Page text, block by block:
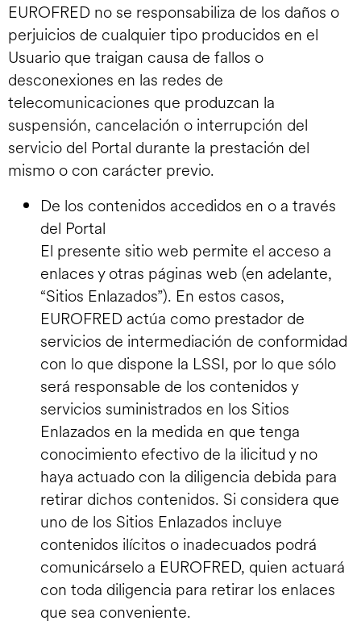
EUROFRED no se responsabiliza de los daños o
perjuicios de cualquier tipo producidos en el
Usuario que traigan causa de fallos o
desconexiones en las redes de
telecomunicaciones que produzcan la
suspensión, cancelación o interrupción del
servicio del Portal durante la prestación del
mismo o con carácter previo.
De los contenidos accedidos en o a través
del Portal
El presente sitio web permite el acceso a
enlaces y otras páginas web (en adelante,
“Sitios Enlazados”). En estos casos,
EUROFRED actúa como prestador de
servicios de intermediación de conformidad
con lo que dispone la LSSI, por lo que sólo
será responsable de los contenidos y
servicios suministrados en los Sitios
Enlazados en la medida en que tenga
conocimiento efectivo de la ilicitud y no
haya actuado con la diligencia debida para
retirar dichos contenidos. Si considera que
uno de los Sitios Enlazados incluye
contenidos ilícitos o inadecuados podrá
comunicárselo a EUROFRED, quien actuará
con toda diligencia para retirar los enlaces
que sea conveniente.